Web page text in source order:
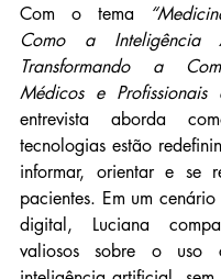
Com o tema
Como a Inteligência
Transformando a
Médicos e Profissionais
entrevista aborda
tecnologias estão
informar, orientar e se
pacientes. Em um
digital, Luciana
valiosos sobre o uso